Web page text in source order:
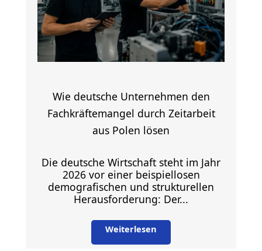
Wie deutsche Unternehmen den
Fachkräftemangel durch Zeitarbeit
aus Polen lösen
Die deutsche Wirtschaft steht im Jahr
2026 vor einer beispiellosen
demografischen und strukturellen
Herausforderung: Der...
Weiterlesen